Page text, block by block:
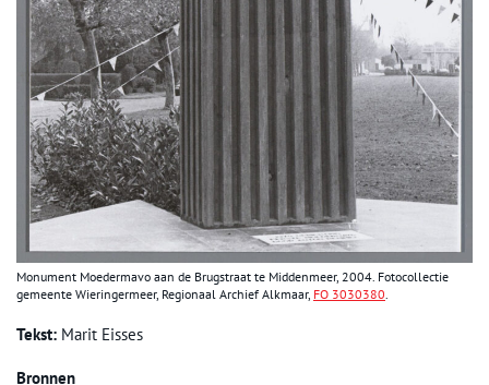
Monument Moedermavo aan de Brugstraat te Middenmeer, 2004. Fotocollectie
gemeente Wieringermeer, Regionaal Archief Alkmaar, FO 3030380
Tekst: Marit Eisses
Bronnen